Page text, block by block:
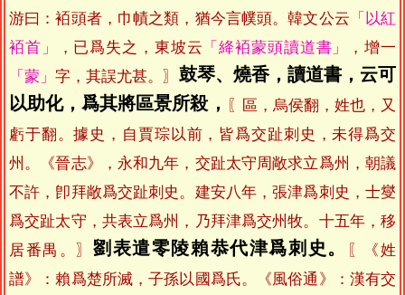
游曰：袹頭者，巾幘之類，猶今言幞頭。韓文公云 「以紅
袹首」
，已爲失之，東坡云 「絳袹蒙頭讀道書」
，增一
「蒙」字，其誤尤甚。〗 鼓琴、燒香，讀道書，云可
以助化，爲其將區景所殺，
〖區，烏侯翻，姓也，又
虧于翻。據史，自賈琮以前，皆爲交趾刺史，未得爲交
州。《晉志》，永和九年，交趾太守周敞求立爲州，朝議
不許，卽拜敞爲交趾刺史。建安八年，張津爲刺史，士燮
爲交趾太守，共表立爲州，乃拜津爲交州牧。十五年，移
居番禺。〗 劉表遣零陵賴恭代津爲刺史。
〖《姓
譜》：賴爲楚所滅，子孫以國爲氏。《風俗通》：漢有交